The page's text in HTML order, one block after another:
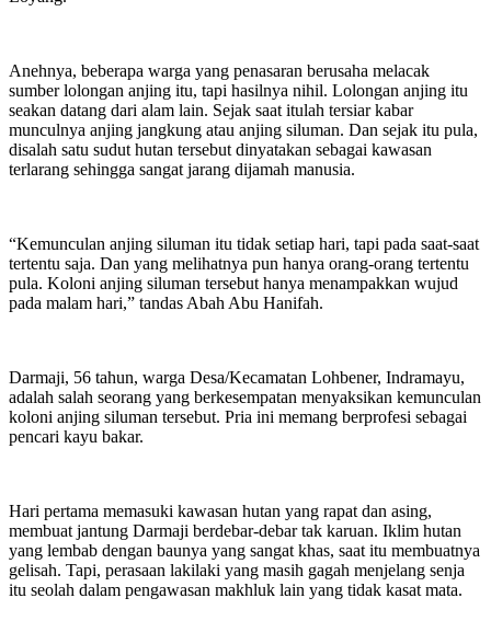
Anehnya, beberapa warga yang penasaran berusaha melacak
sumber lolongan anjing itu, tapi hasilnya nihil. Lolongan anjing itu
seakan datang dari alam lain. Sejak saat itulah tersiar kabar
munculnya anjing jangkung atau anjing siluman. Dan sejak itu pula,
disalah satu sudut hutan tersebut dinyatakan sebagai kawasan
terlarang sehingga sangat jarang dijamah manusia.
“Kemunculan anjing siluman itu tidak setiap hari, tapi pada saat-saat
tertentu saja. Dan yang melihatnya pun hanya orang-orang tertentu
pula. Koloni anjing siluman tersebut hanya menampakkan wujud
pada malam hari,” tandas Abah Abu Hanifah.
Darmaji, 56 tahun, warga Desa/Kecamatan Lohbener, Indramayu,
adalah salah seorang yang berkesempatan menyaksikan kemunculan
koloni anjing siluman tersebut. Pria ini memang berprofesi sebagai
pencari kayu bakar.
Hari pertama memasuki kawasan hutan yang rapat dan asing,
membuat jantung Darmaji berdebar-debar tak karuan. Iklim hutan
yang lembab dengan baunya yang sangat khas, saat itu membuatnya
gelisah. Tapi, perasaan lakilaki yang masih gagah menjelang senja
itu seolah dalam pengawasan makhluk lain yang tidak kasat mata.